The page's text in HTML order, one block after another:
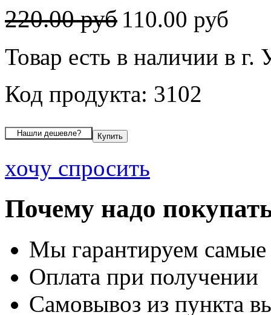
220.00 руб 110.00 руб
Товар есть в наличии в г.
Код продукта: 3102
хочу спросить
Почему надо
Мы гарантируем
Оплата при получении
Самовывоз из пункта